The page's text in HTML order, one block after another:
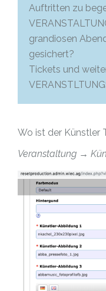
Auftritten zu
grandiosen
gesichert?
Tickets und
Wo ist der Künstler
Veranstaltung →